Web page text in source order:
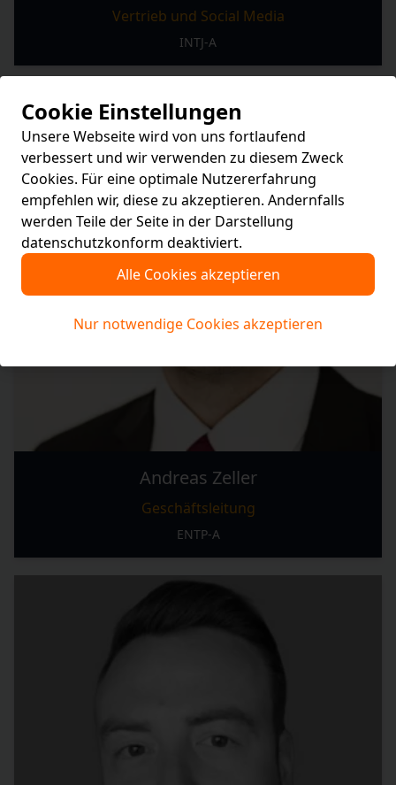
Vertrieb und Social Media
INTJ-A
Andreas Zeller
Geschäftsleitung
ENTP-A
Cookie Einstellungen
Unsere Webseite wird von uns fortlaufend
verbessert und wir verwenden zu diesem Zweck
Cookies. Für eine optimale Nutzererfahrung
empfehlen wir, diese zu akzeptieren. Andernfalls
werden Teile der Seite in der Darstellung
datenschutzkonform deaktiviert.
Alle Cookies akzeptieren
Nur notwendige Cookies akzeptieren